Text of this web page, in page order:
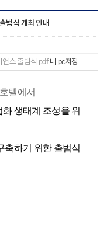
범식 개최 안내
언스 출범식.pdf내 pc저장
텔에서
생태계 조성을 위
축하기 위한 출범식